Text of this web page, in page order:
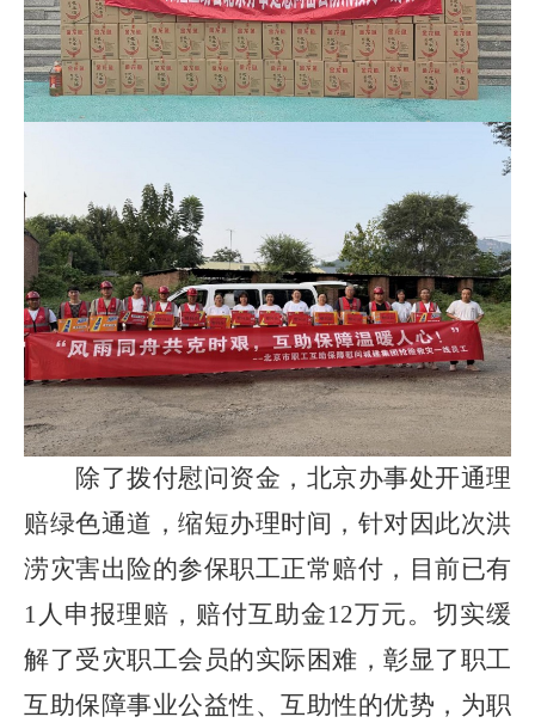
除了拨付慰问资金，北京办事处开通理
赔绿色通道，缩短办理时间，针对因此次洪
涝灾害出险的参保职工正常赔付，目前已有
1人申报理赔，赔付互助金12万元。 切实缓
解了受灾职工会员的实际困难，彰显了职工
互助保障事业公益性、互助性的优势，为职